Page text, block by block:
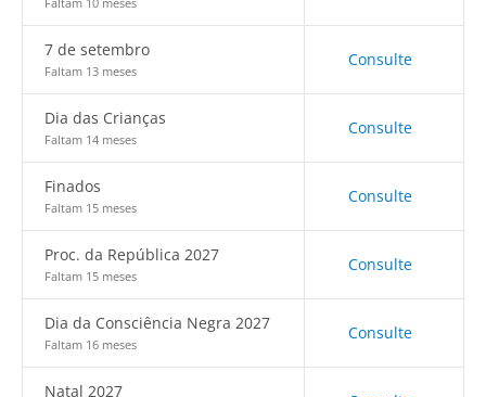
7 de setembro
Faltam 13 meses
Consulte
Dia das Crianças
Faltam 14 meses
Consulte
Finados
Faltam 15 meses
Consulte
Proc. da República 2027
Faltam 15 meses
Consulte
Dia da Consciência Negra 2027
Faltam 16 meses
Consulte
Natal 2027